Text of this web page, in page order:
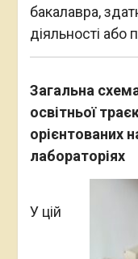
бакалавра,
діяльності або
Загальна
освітньої
орієнтованих
лабораторіях
У цій